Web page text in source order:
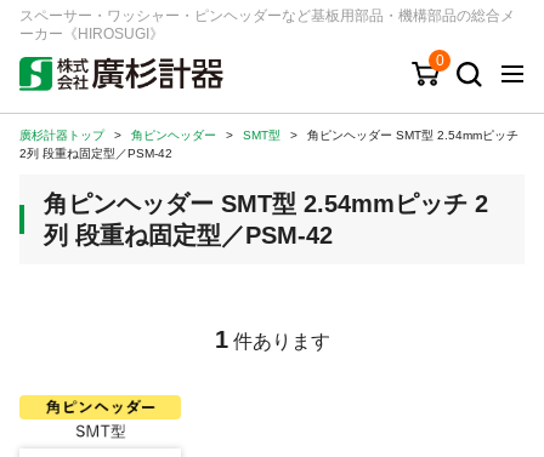
スペーサー・ワッシャー・ピンヘッダーなど基板用部品・機構部品の総合メ
ーカー《HIROSUGI》
0
キーワード 品番/シリーズ
商品カテゴリから探す
ジャンルから探す
注文・見積りについて
ご利用ガイド
廣杉計器トップ > 角ピンヘッダー > SMT型 >
角ピンヘッダー SMT型 2.54mmピッチ
2列 段重ね固定型／PSM-42
角ピンヘッダー SMT型 2.54mmピッチ 2
列 段重ね固定型／PSM-42
1 件あります